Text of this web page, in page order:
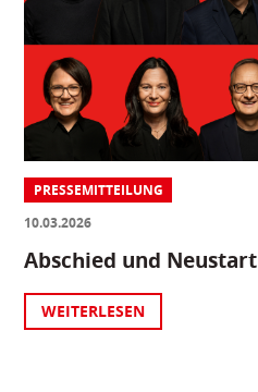
PRESSEMITTEILUNG
10.03.2026
Abschied und
WEITERLESEN